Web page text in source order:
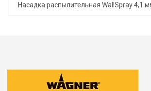
Насадка распылительная WallSpray 4,1